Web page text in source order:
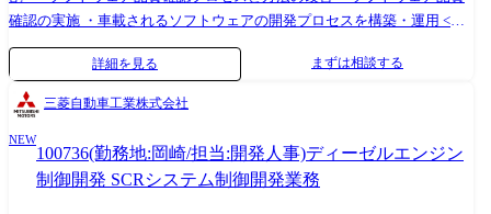
確認の実施 ・車載されるソフトウェアの開発プロセスを構築・運用 <入
社後の担当領域> 以下の戦略や計画を策定し実行していく推進リーダー
をご担当頂きます。主に担当する領域はご本人の意向・適性から決定し
ます。 ●ソフトウェア品質保証 ・ソフトウェアデザインレビューをはじ
めとする品質確認プロセスの改善 ・各ECU部品のデザインレビューの計
画管理 ・各ECU部品のソフトウェアデザインレビューに参加及びレビュ
ー支援 ・内製ソフトウェア開発の監査プロセス構築 ・内製ソフトウェア
開発の監査実施 ●ソフトウェア開発プロセス構築 ・ソフトウェア設計、
詳細を見る まずは相談する
三菱自動車工業株式会社
NEW
100736(勤務地:岡崎/担当:開発人事)ディーゼルエンジン
制御開発 SCRシステム制御開発業務